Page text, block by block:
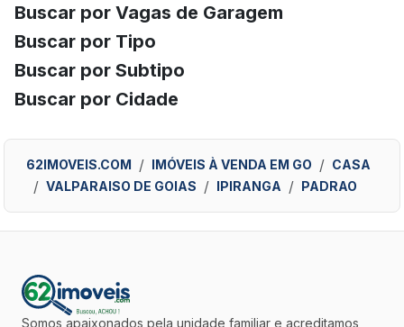
Buscar por Vagas de Garagem
Buscar por Tipo
Buscar por Subtipo
Buscar por Cidade
62IMOVEIS.COM IMÓVEIS À VENDA EM GO
CASA
VALPARAISO DE GOIAS
IPIRANGA PADRAO
Somos apaixonados pela unidade familiar e acreditamos